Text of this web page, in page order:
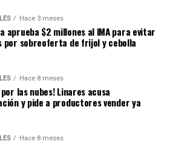
Hace 3 meses
aprueba $2 millones al IMA para evitar
por sobreoferta de frijol y cebolla
Hace 8 meses
por las nubes! Linares acusa
y pide a productores vender ya
Hace 8 meses